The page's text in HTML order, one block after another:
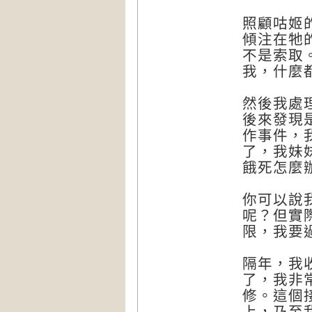
照顧咕姬
傾注在牠
不是索取
我，什麼
然後我處
後來發現
作事件，
了，我妹
餓死怎麼
你可以說
呢？但實
限，我要
隔年，我
了，我非
修。這個